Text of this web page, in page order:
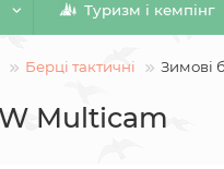
Туризм і кемпінг
Берці тактичні Зимові
Multicam